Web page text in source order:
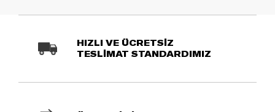
HIZLI VE ÜCRETSİZ
TESLİMAT STANDARDIMIZ